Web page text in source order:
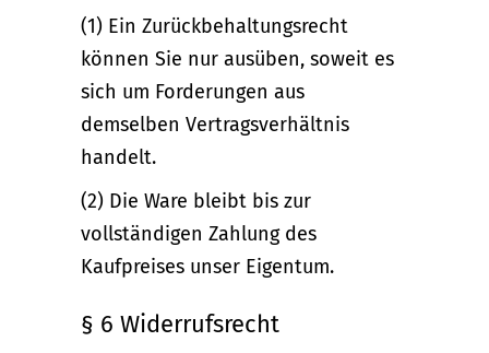
(1) Ein Zurückbehaltungsrecht
können Sie nur ausüben, soweit es
sich um Forderungen aus
demselben Vertragsverhältnis
handelt.
(2) Die Ware bleibt bis zur
vollständigen Zahlung des
Kaufpreises unser Eigentum.
§ 6 Widerrufsrecht